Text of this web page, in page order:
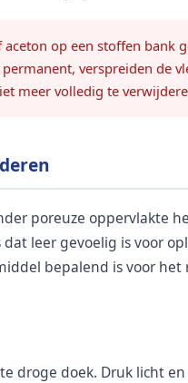
op een stoffen bank
verspreiden de
meer volledig te
poreuze oppervlakte
leer gevoelig is voor
bepalend is voor het
droge doek. Druk licht